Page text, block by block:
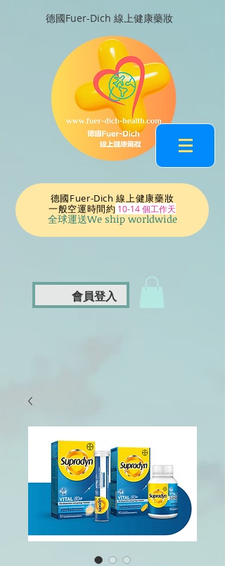
德國Fuer-Dich 線上健康藥妝
德國Fuer-Dich 線上健康藥妝
一般空運時間約 10-14 個工作天
全球運送We ship worldwide
會員登入